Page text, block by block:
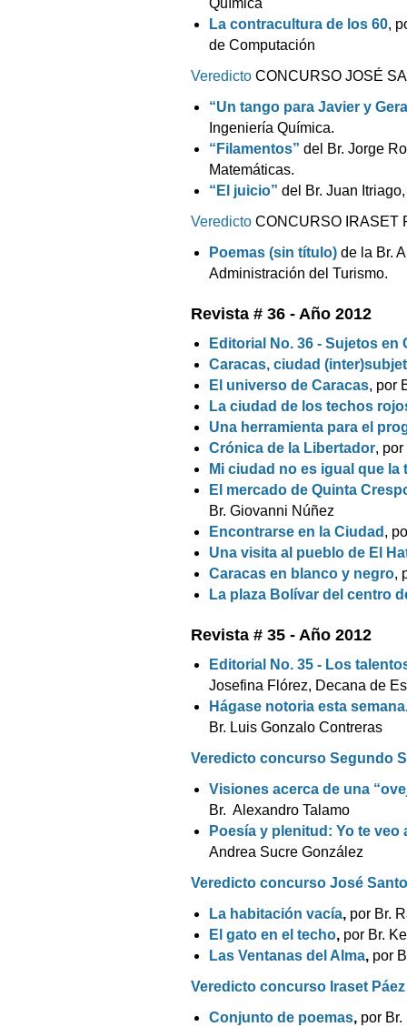
Química
La contracultura de los 60,
de Computación
Veredicto CONCURSO JOSÉ
“Un tango para Javier y
Ingeniería Química.
“Filamentos” del Br. Jorge
Matemáticas.
“El juicio” del Br. Juan
Veredicto CONCURSO IRASET
Poemas (sin título) de la Br.
Administración del Turismo.
Revista # 36 - Año 2012
Editorial No. 36 - Sujetos en
Caracas, ciudad
El universo de Caracas, por
La ciudad de los techos
Una herramienta para el
Crónica de la Libertador,
Mi ciudad no es igual que la
El mercado de Quinta
Br. Giovanni Núñez
Encontrarse en la Ciudad ,
Una visita al pueblo de El
Caracas en blanco y negro,
La plaza Bolívar del centro
Revista # 35 - Año 2012
Editorial No. 35 - Los
Josefina Flórez, Decana de
Hágase notoria esta
Br. Luis Gonzalo Contreras
Veredicto concurso Segundo
Visiones acerca de una
Br. Alexandro Talamo
Poesía y plenitud: Yo te veo
Andrea Sucre González
Veredicto concurso José
La habitación vacía, por Br.
El gato en el techo, por Br.
Las Ventanas del Alma, por
Veredicto concurso Iraset
Conjunto de poemas, por